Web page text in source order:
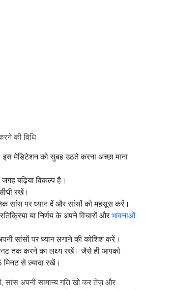
की विधि
मेडिटेशन को सुबह उठते करना अच्छा माना
बढ़िया विकल्प है।
रखें।
सांस पर ध्यान दें और सांसों को महसूस करें।
या निर्णय के अपने विचारों औरभावनाओं
सांसों पर ध्यान लगाने की कोशिश करें।
तक करने का लक्ष्य रखें। जैसे ही आपको
से ज़्यादा रखें।
सांस अपनी सामान्य गति खो कर तेज़ और